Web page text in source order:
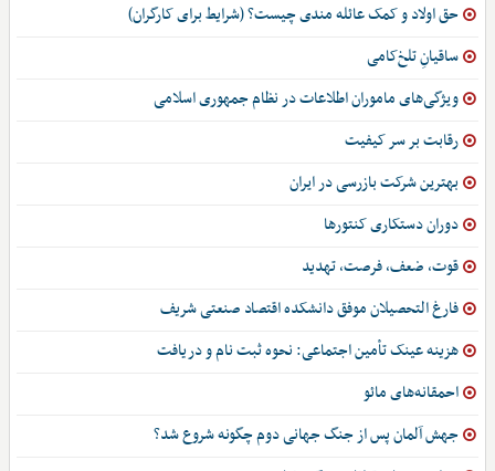
حق اولاد و کمک عائله مندی چیست؟ (شرایط برای کارگران)
ساقیانِ تلخ‌کامی
ویژگی‌های ماموران اطلاعات در نظام جمهوری اسلامی
رقابت بر سر کیفیت
بهترین شرکت بازرسی در ایران
دوران دستکاری کنتورها
قوت، ضعف، فرصت، تهدید
فارغ التحصیلان موفق دانشکده اقتصاد صنعتی شریف
هزینه عینک تأمین اجتماعی: نحوه ثبت نام و دریافت
احمقانه‌های مائو
جهش آلمان پس از جنگ جهانی دوم چگونه شروع شد؟